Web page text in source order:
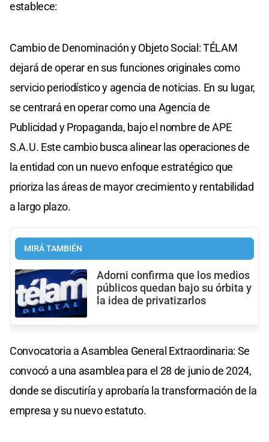
establece:
Cambio de Denominación y Objeto Social: TÉLAM
dejará de operar en sus funciones originales como
servicio periodístico y agencia de noticias. En su lugar,
se centrará en operar como una Agencia de
Publicidad y Propaganda, bajo el nombre de APE
S.A.U. Este cambio busca alinear las operaciones de
la entidad con un nuevo enfoque estratégico que
prioriza las áreas de mayor crecimiento y rentabilidad
a largo plazo.
MIRÁ TAMBIÉN
Adorni confirma que los medios
públicos quedan bajo su órbita y
la idea de privatizarlos
Convocatoria a Asamblea General Extraordinaria: Se
convocó a una asamblea para el 28 de junio de 2024,
donde se discutiría y aprobaría la transformación de la
empresa y su nuevo estatuto.